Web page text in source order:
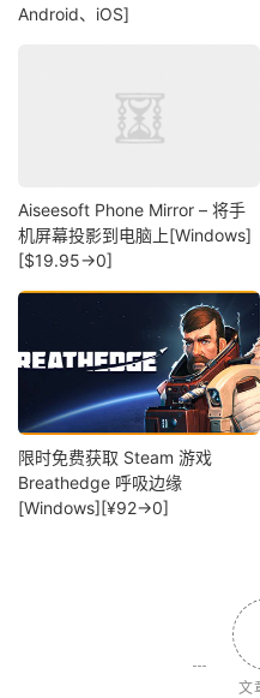
Android、iOS]
Aiseesoft Phone Mirror – 将手
机屏幕投影到电脑上[Windows]
[$19.95→0]
限时免费获取 Steam 游戏
Breathedge 呼吸边缘
[Windows][¥92→0]
文